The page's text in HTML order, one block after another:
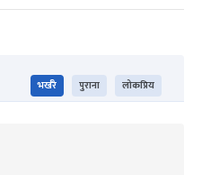
भर्खरै पुराना लोकप्रिय